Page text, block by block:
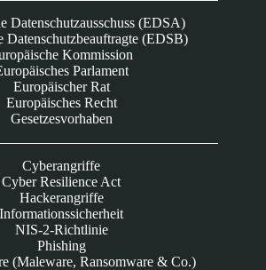
Datenschutzausschuss (EDSA)
Datenschutzbeauftragte (EDSB)
Kommission
Parlament
Europäischer Rat
Europäisches Recht
Gesetzesvorhaben
Cyberangriffe
Cyber Resilience Act
Hackerangriffe
Informationssicherheit
NIS-2-Richtlinie
Phishing
(Maleware, Ransomware & Co.)